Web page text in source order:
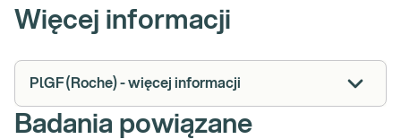
Więcej informacji
PlGF (Roche) - więcej informacji
Badania powiązane